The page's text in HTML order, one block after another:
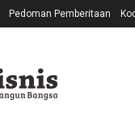
Pedoman Pemberitaan